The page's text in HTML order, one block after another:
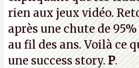
rien aux jeux vidéo.
après une chute de
au fil des ans. Voilà ce
une success story.P.